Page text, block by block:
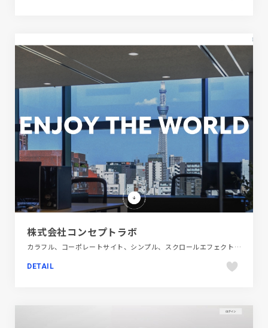
株式会社コンセプトラボ
カラフル、コーポレートサイト、シンプル、スクロールエフェクト、スタイリッシュ、タイポグラフィー、テクノロジー・サイエンス、ホワイト系、モーション多め、大きめ写真、建設・住宅・不動産
DETAIL